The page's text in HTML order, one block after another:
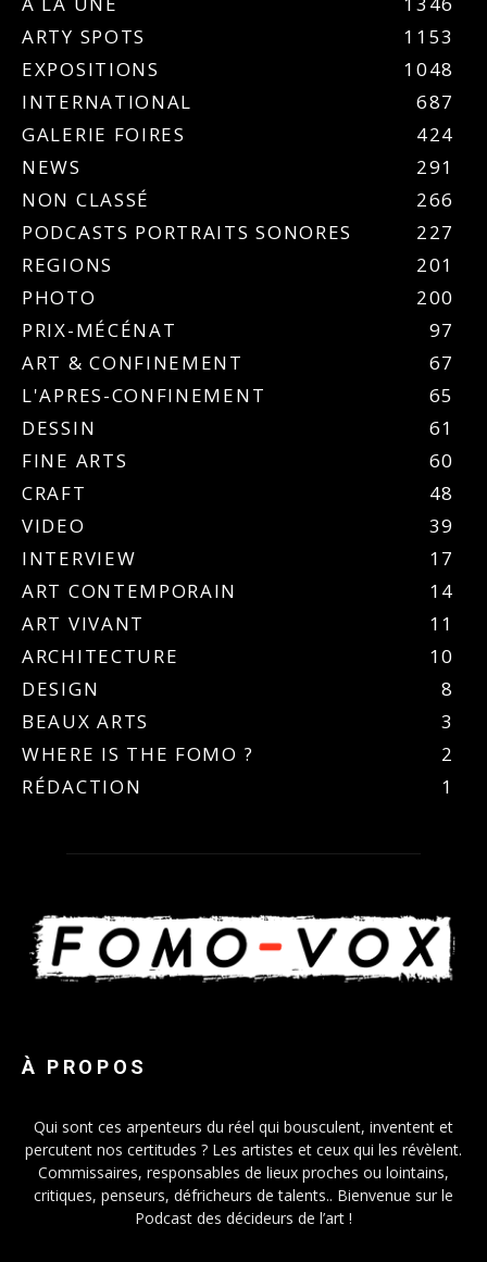
ARTY SPOTS
1153
EXPOSITIONS
1048
INTERNATIONAL
687
GALERIE FOIRES
424
NEWS
291
NON CLASSÉ
266
PODCASTS PORTRAITS SONORES
227
REGIONS
201
PHOTO
200
PRIX-MÉCÉNAT
97
ART & CONFINEMENT
67
L'APRES-CONFINEMENT
65
DESSIN
61
FINE ARTS
60
CRAFT
48
VIDEO
39
INTERVIEW
17
ART CONTEMPORAIN
14
ART VIVANT
11
ARCHITECTURE
10
DESIGN
8
BEAUX ARTS
3
WHERE IS THE FOMO ?
2
RÉDACTION
1
À PROPOS
Qui sont ces arpenteurs du réel qui bousculent, inventent et
percutent nos certitudes ? Les artistes et ceux qui les révèlent.
Commissaires, responsables de lieux proches ou lointains,
critiques, penseurs, défricheurs de talents.. Bienvenue sur le
Podcast des décideurs de l’art !